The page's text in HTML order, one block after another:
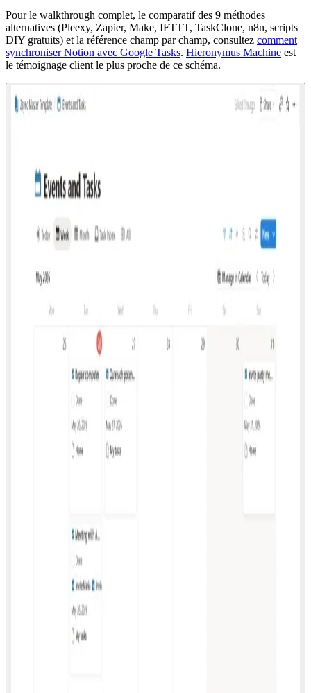
Pour le walkthrough complet, le comparatif des 9 méthodes
alternatives (Pleexy, Zapier, Make, IFTTT, TaskClone, n8n, scripts
DIY gratuits) et la référence champ par champ, consultez comment
synchroniser Notion avec Google Tasks. Hieronymus Machine est
le témoignage client le plus proche de ce schéma.